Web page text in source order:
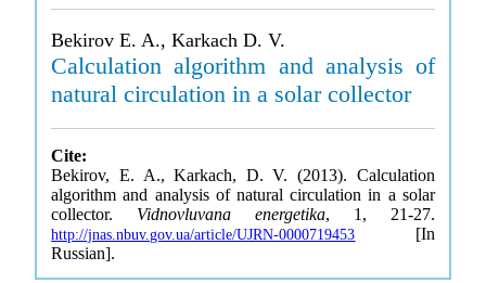
Bekirov E. A., Karkach D. V.
Calculation algorithm and analysis of
natural circulation in a solar collector
Cite:
Bekirov, E. A., Karkach, D. V. (2013). Calculation
algorithm and analysis of natural circulation in a solar
collector. Vidnovluvana energetika, 1, 21-27.
http://jnas.nbuv.gov.ua/article/UJRN-0000719453 [In
Russian].